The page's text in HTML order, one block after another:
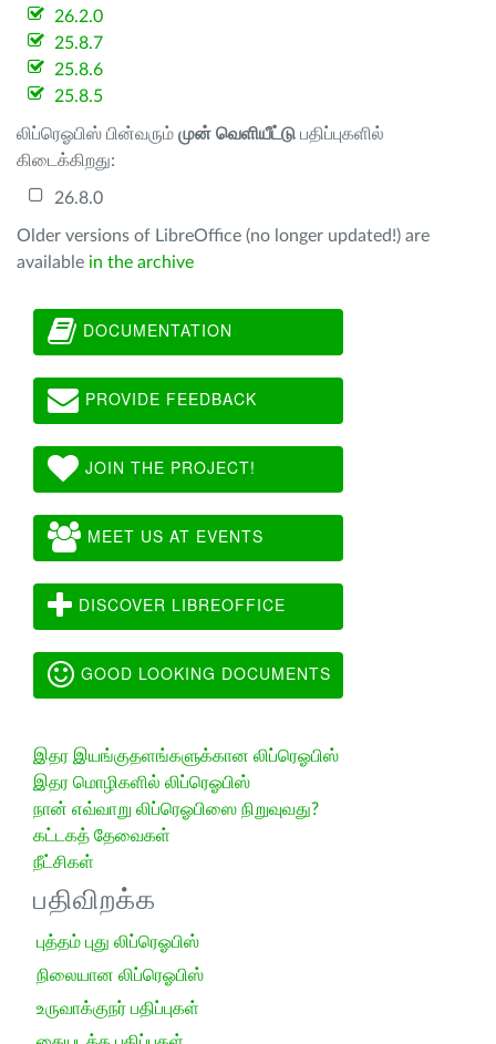
26.2.0
25.8.7
25.8.6
25.8.5
லிப்ரெஓபிஸ் பின்வரும் முன் வெளியீட்டு பதிப்புகளில்
கிடைக்கிறது:
26.8.0
Older versions of LibreOffice (no longer updated!) are
available in the archive
DOCUMENTATION
PROVIDE FEEDBACK
JOIN THE PROJECT!
MEET US AT EVENTS
DISCOVER LIBREOFFICE
GOOD LOOKING DOCUMENTS
இதர இயங்குதளங்களுக்கான லிப்ரெஓபிஸ்
இதர மொழிகளில் லிப்ரெஓபிஸ்
நான் எவ்வாறு லிப்ரெஓபிஸை நிறுவுவது?
கட்டகத் தேவைகள்
நீட்சிகள்
பதிவிறக்க
புத்தம் புது லிப்ரெஓபிஸ்
நிலையான லிப்ரெஓபிஸ்
உருவாக்குநர் பதிப்புகள்